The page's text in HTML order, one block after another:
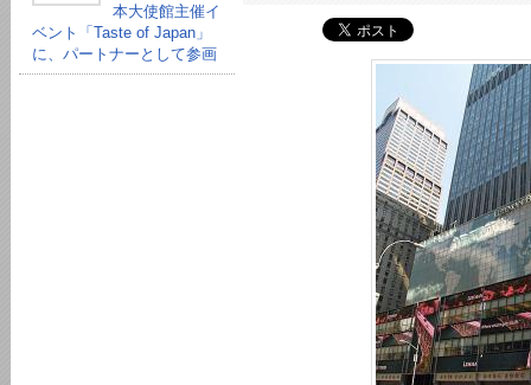
本大使館主催イ
ベント「Taste of Japan」
に、パートナーとして参画